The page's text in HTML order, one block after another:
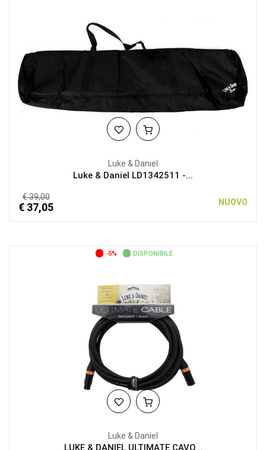
Luke & Daniel
Luke & Daniel LD1342511 -...
€ 39,00
€ 37,05 NUOVO
-5% DISPONIBILE
Luke & Daniel
LUKE & DANIEL ULTIMATE CAVO...